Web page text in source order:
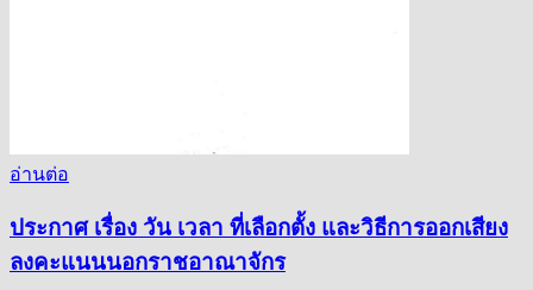
อ่านต่อ
ประกาศ เรื่อง วัน เวลา ที่เลือกตั้ง และวิธีการออกเสียง
ลงคะแนนนอกราชอาณาจักร